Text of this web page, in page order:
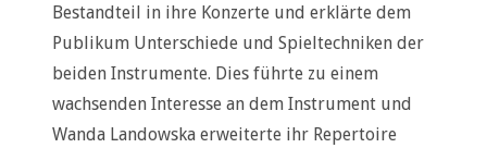
Bestandteil in ihre Konzerte und erklärte dem
Publikum Unterschiede und Spieltechniken der
beiden Instrumente. Dies führte zu einem
wachsenden Interesse an dem Instrument und
Wanda Landowska erweiterte ihr Repertoire